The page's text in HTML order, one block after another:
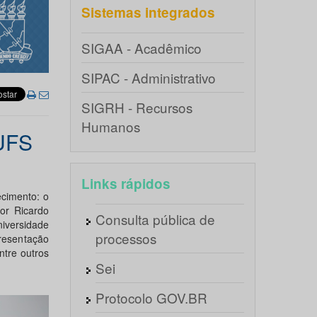
o
Ricardo
outros
Sistemas integrados
SIGAA - Acadêmico
SIPAC - Administrativo
SIGRH - Recursos
Humanos
Links rápidos
Consulta pública de
processos
Sei
Protocolo GOV.BR